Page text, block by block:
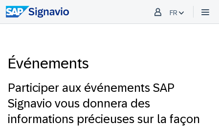
FR
Événements
Participer aux événements SAP
Signavio vous donnera des
informations précieuses sur la façon